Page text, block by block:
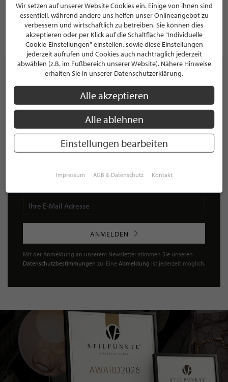
71034 Böblingen
Deutschland
PROFIL
NEWSLETTER
Bleiben Sie immer UP TO DATE! Melden Sie sich jetzt für
unseren STILPUNKTE®-Newsletter an und profitieren Sie
von exklusivenNeuigkeiten, TrendsundAngeboten
Mit der Anmeldung für unseren Newsletter stimmen Sie
ist jederzeit möglich.
ANMELDEN
Mit der Anmeldung an unserem Newsletter stimmen Sie unseren
Datenschutzbestimmungen zu. Eine Abmeldung ist jederzeit möglich.
Wir setzen auf unserer Website Cookies ein. Einige von ihnen sind
essentiell, während andere uns helfen unser Onlineangebot zu
verbessern und wirtschaftlich zu betreiben. Sie können dies
akzeptieren oder per Klick auf die Schaltfläche "Individuelle
Cookie-Einstellungen" einstellen, sowie diese Einstellungen
jederzeit aufrufen und Cookies auch nachträglich jederzeit
abwählen (z.B. im Fußbereich unserer Website). Nähere Hinweise
erhalten Sie in unserer Datenschutzerklärung.
Alle akzeptieren
Alle ablehnen
Einstellungen bearbeiten
Impressum AGB & Datenschutz Kontakt